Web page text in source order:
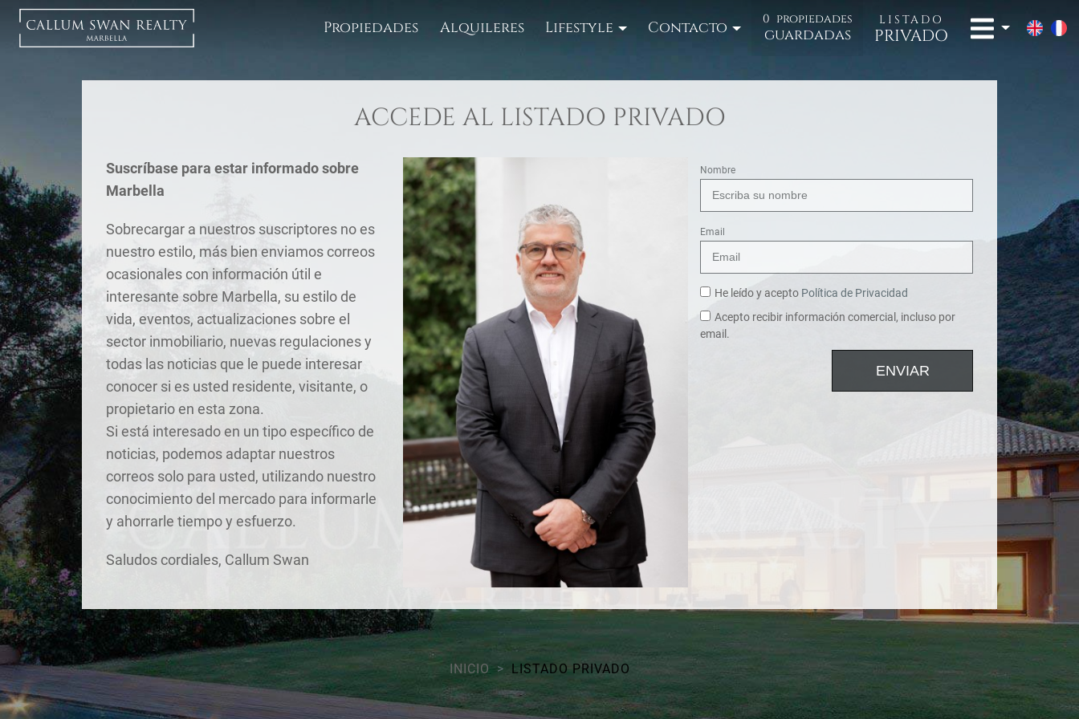
Propiedades Alquileres Lifestyle Contacto 0 propiedades
guardadas
LISTADO
PRIVADO
ACCEDE AL LISTADO PRIVADO
Suscríbase para estar informado sobre
Marbella
Sobrecargar a nuestros suscriptores no es
nuestro estilo, más bien enviamos correos
ocasionales con información útil e
interesante sobre Marbella, su estilo de
vida, eventos, actualizaciones sobre el
sector inmobiliario, nuevas regulaciones y
todas las noticias que le puede interesar
conocer si es usted residente, visitante, o
propietario en esta zona.
Si está interesado en un tipo específico de
noticias, podemos adaptar nuestros
correos solo para usted, utilizando nuestro
conocimiento del mercado para informarle
y ahorrarle tiempo y esfuerzo.
Saludos cordiales, Callum Swan
Nombre
Email
He leído y acepto Política de Privacidad
Acepto recibir información comercial, incluso por
email.
ENVIAR
INICIO LISTADO PRIVADO